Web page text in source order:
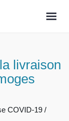
livraison
COVID-19 /